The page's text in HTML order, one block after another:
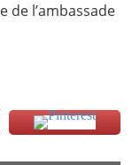
de l’ambassade